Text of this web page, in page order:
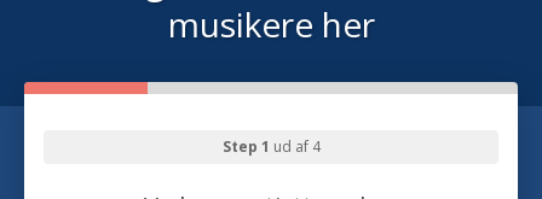
musikere her
Step 1 ud af 4